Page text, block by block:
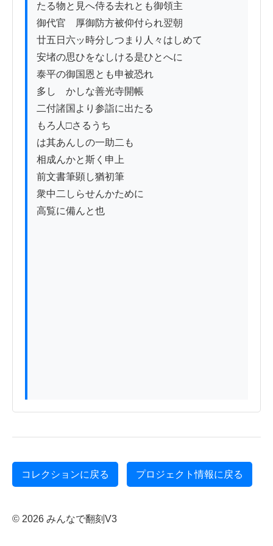
たる物と見へ侍る去れとも御領主
御代官ゟ厚御防方被仰付られ翌朝
廿五日六ッ時分しつまり人々はしめて
安堵の思ひをなしける是ひとへに
泰平の御国恩とも申被恐れ
多しゝかしな善光寺開帳
二付諸国より参詣に出たる
もろ人□さるうち
は其あんしの一助二も
相成んかと斯く申上
前文書筆顕し猶初筆
衆中二しらせんかために
高覧に備んと也
コレクションに戻る プロジェクト情報に戻る
© 2026 みんなで翻刻V3